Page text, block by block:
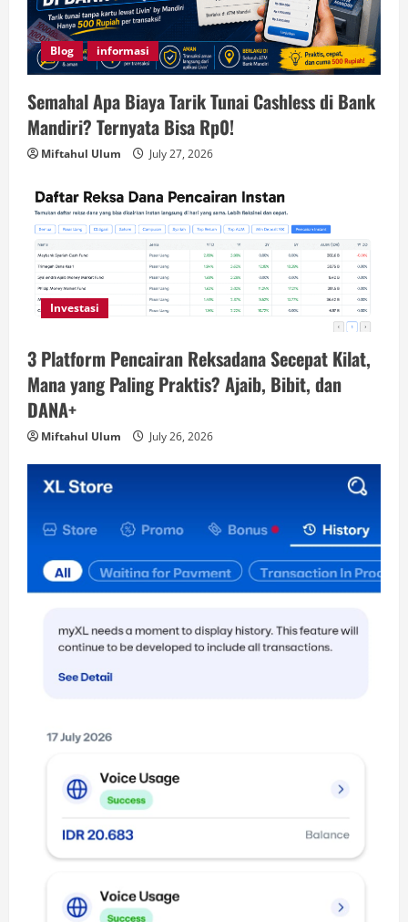
Blog informasi
Semahal Apa Biaya Tarik Tunai Cashless di Bank
Mandiri? Ternyata Bisa Rp0!
Miftahul Ulum July 27, 2026
Investasi
3 Platform Pencairan Reksadana Secepat Kilat,
Mana yang Paling Praktis? Ajaib, Bibit, dan
DANA+
Miftahul Ulum July 26, 2026